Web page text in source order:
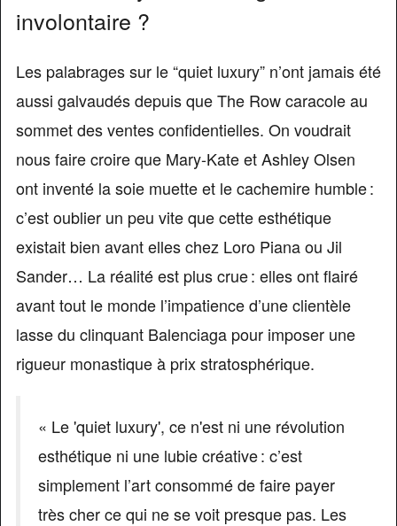
involontaire ?
Les palabrages sur le “quiet luxury” n’ont jamais été
aussi galvaudés depuis que The Row caracole au
sommet des ventes confidentielles. On voudrait
nous faire croire que Mary-Kate et Ashley Olsen
ont inventé la soie muette et le cachemire humble :
c’est oublier un peu vite que cette esthétique
existait bien avant elles chez Loro Piana ou Jil
Sander… La réalité est plus crue : elles ont flairé
avant tout le monde l’impatience d’une clientèle
lasse du clinquant Balenciaga pour imposer une
rigueur monastique à prix stratosphérique.
« Le 'quiet luxury', ce n'est ni une révolution
esthétique ni une lubie créative : c’est
simplement l’art consommé de faire payer
très cher ce qui ne se voit presque pas. Les